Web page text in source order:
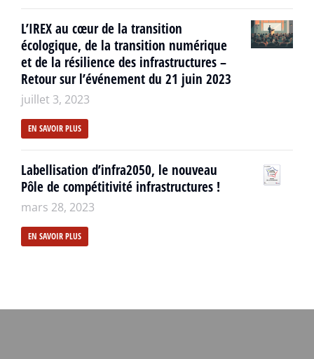
L’IREX au cœur de la transition
écologique, de la transition numérique
et de la résilience des infrastructures –
Retour sur l’événement du 21 juin 2023
juillet 3, 2023
EN SAVOIR PLUS
Labellisation d’infra2050, le nouveau
Pôle de compétitivité infrastructures !
mars 28, 2023
EN SAVOIR PLUS